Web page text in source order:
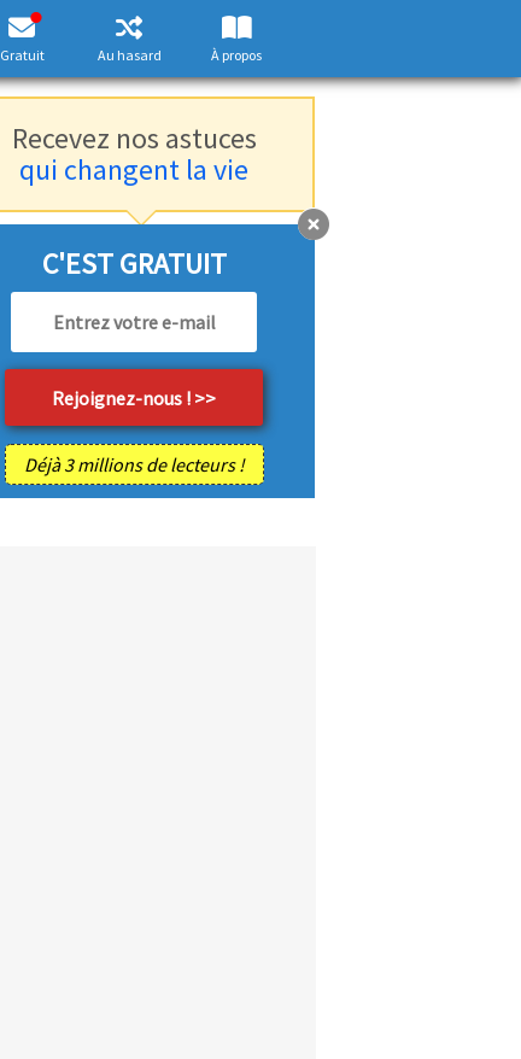
Gratuit Au hasard À propos
Recevez nos astuces
qui changent la vie
C'EST GRATUIT
Déjà 3 millions de lecteurs !